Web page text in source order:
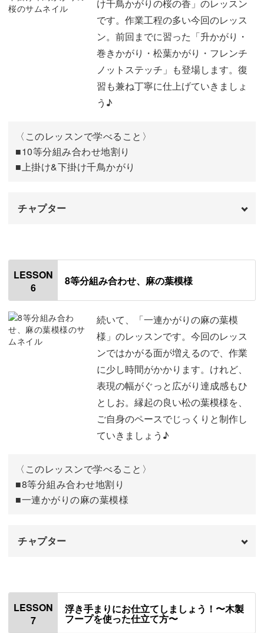
黄緑の刺繍糸で6等分の地割りをする 10:39
オレンジの刺繍糸で枡かがりをする 17:00
薄黄色の刺繍糸で枡かがりをする 25:43
黄色の刺繍糸で環かがりをする 28:15
三羽根亀甲の羽根部分をかがる
つむ型かがりをする
け千鳥かがりの桜の香」のレッスン
です。作業工程の多い今回のレッス
ン。前回までに習った「升かがり・
巻きかがり・松葉かがり・フレンチ
ノットステッチ」も登場します。復
習も兼ね丁寧に仕上げていきましょ
う♪
〈このレッスンで学べること〉
■10等分組み合わせ地割り
■上掛け&下掛け千鳥かがり
チャプター
はじめに
使用材料・道具
10等分の目印をつける 02:51
ラメ糸で 10等分の地割りをする 06:58
1段目の千鳥かがりをする 12:15
2段目の千鳥かがりをする 24:06
3段目と4段目の千鳥かがりをする 29:37
帯を巻く
松葉かがりとフレンチノットを入れる
LESSON
6
8等分組み合わせ、麻の葉模様
続いて、「一連かがりの麻の葉模
様」のレッスンです。今回のレッス
ンではかがる面が増えるので、作業
に少し時間がかかります。けれど、
表現の幅がぐっと広がり達成感もひ
としお。縁起の良い松の葉模様を、
ご自身のペースでじっくりと制作し
ていきましょう♪
〈このレッスンで学べること〉
■8等分組み合わせ地割り
■一連かがりの麻の葉模様
チャプター
はじめに
使用材料・道具
LESSON
7
浮き手まりにお仕立てしましょう！〜木製
フープを使った仕立て方〜